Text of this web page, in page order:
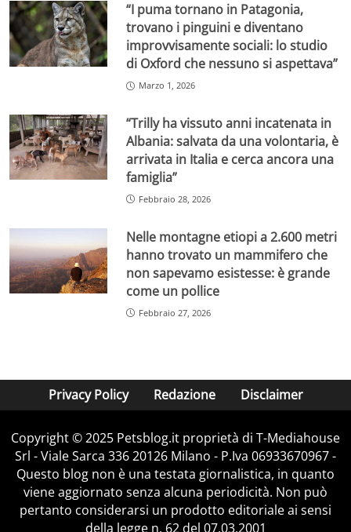
“I puma tornano in Patagonia,
trovano i pinguini e diventano
improvvisamente sociali: lo studio
di Oxford che nessuno si aspettava”
Marzo 1, 2026
“Trilly ha vissuto anni incatenata in
Albania: salvata da una volontaria, è
arrivata in Italia e cerca ancora una
famiglia”
Febbraio 28, 2026
Nelle montagne etiopi a 2.600 metri
hanno trovato un mammifero che
non sapevamo esistesse: è grande
come un pollice
Febbraio 27, 2026
Privacy Policy Redazione Disclaimer
Copyright © 2025 Petsblog.it proprietà di T-Mediahouse
Srl - Viale Sarca 336 20126 Milano - P.Iva 06933670967 -
Questo blog non è una testata giornalistica, in quanto
viene aggiornato senza alcuna periodicità. Non può
pertanto considerarsi un prodotto editoriale ai sensi
della legge n. 62 del 07.03.2001